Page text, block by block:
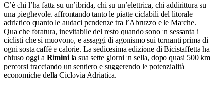
C’è chi l’ha fatta su un’ibrida, chi su un’elettrica, chi addirittura su
una pieghevole, affrontando tanto le piatte ciclabili del litorale
adriatico quanto le audaci pendenze tra l’Abruzzo e le Marche.
Qualche foratura, inevitabile del resto quando sono in sessanta i
ciclisti che si muovono, e assaggi di agonismo sui tornanti prima di
ogni sosta caffè e calorie. La sedicesima edizione di Bicistaffetta ha
chiuso oggi a Riminila sua sette giorni in sella, dopo quasi 500 km
percorsi tracciando un sentiero e suggerendo le potenzialità
economiche della Ciclovia Adriatica.